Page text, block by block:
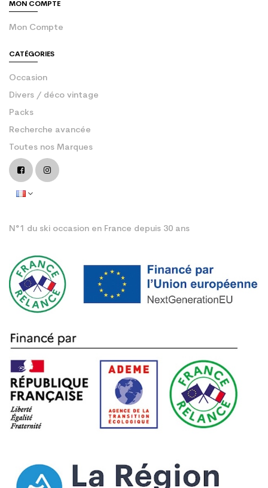
MON COMPTE
Mon Compte
CATÉGORIES
Occasion
Divers / déco vintage
Packs
Recherche avancée
Toutes nos Marques
N°1 du ski occasion en France depuis 30 ans